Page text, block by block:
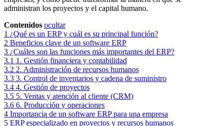
administran los proyectos y el capital humano.
Contenidos ocultar
1 ¿Qué es un ERP y cuál es su principal función?
2 Beneficios clave de un software ERP
3 ¿Cuáles son las funciones más importantes del ERP?
3.1 1. Gestión financiera y contabilidad
3.2 2. Administración de recursos humanos
3.3 3. Control de inventarios y cadena de suministro
3.4 4. Gestión de proyectos
3.5 5. Ventas y atención al cliente (CRM)
3.6 6. Producción y operaciones
4 Importancia de un software ERP para una empresa
5 ERP especializado en proyectos y recursos humanos